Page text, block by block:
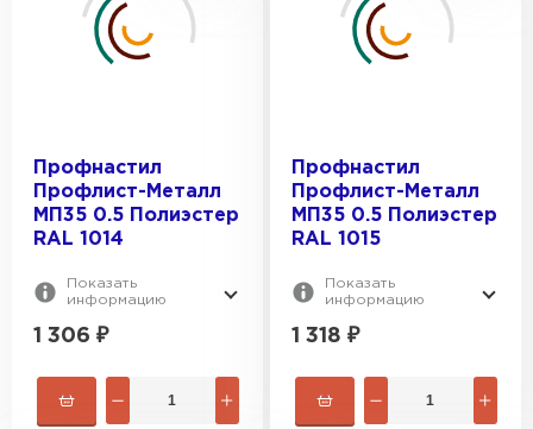
RAL 1015
RAL 1018
ТОЛЩИНА, ММ:
0.5
0.8
0.9
Цинк
Профнастил
Профлист-Металл
МП35 0.5 Полиэстер
RAL 1014
Показать
информацию
1 306 ₽
Профнастил
Профлист-Металл
МП35 0.5 Полиэстер
RAL 1015
Показать
информацию
1 318 ₽